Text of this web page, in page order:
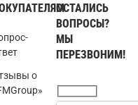
о
ОСТАЛИСЬ
ВОПРОСЫ?
МЫ
ПЕРЕЗВОНИМ!